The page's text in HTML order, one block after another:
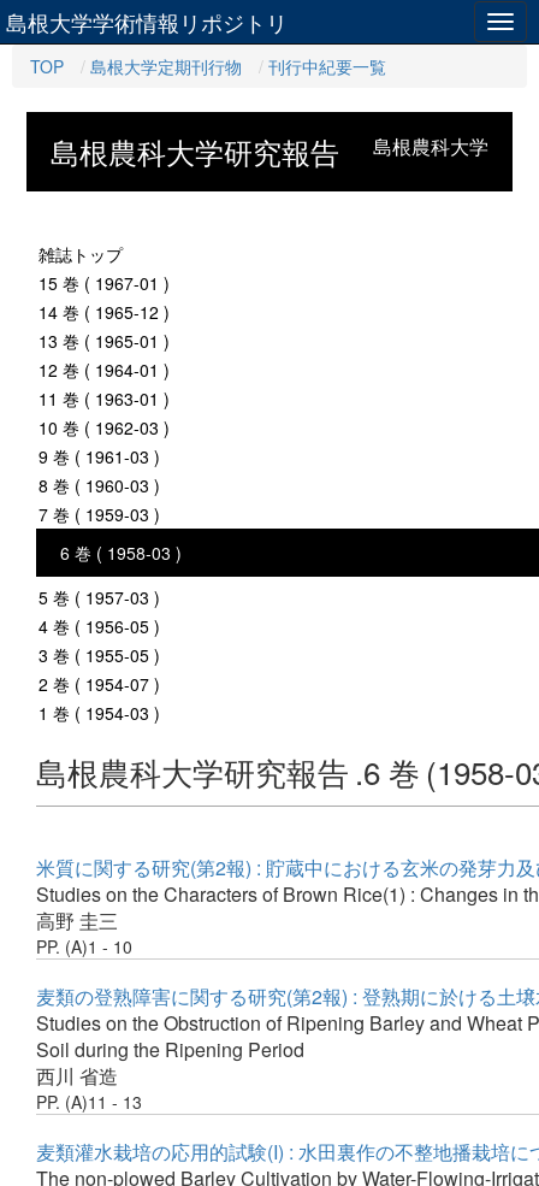
島根大学学術情報リポジトリ
TOP 島根大学定期刊行物 刊行中紀要一覧
島根農科大学
島根農科大学研究報告
雑誌トップ
15 巻 ( 1967-01 )
14 巻 ( 1965-12 )
13 巻 ( 1965-01 )
12 巻 ( 1964-01 )
11 巻 ( 1963-01 )
10 巻 ( 1962-03 )
9 巻 ( 1961-03 )
8 巻 ( 1960-03 )
7 巻 ( 1959-03 )
6 巻 ( 1958-03 )
5 巻 ( 1957-03 )
4 巻 ( 1956-05 )
3 巻 ( 1955-05 )
2 巻 ( 1954-07 )
1 巻 ( 1954-03 )
島根農科大学研究報告 .6 巻 (1958-
米質に関する研究(第2報) : 貯蔵中における玄米の発芽力
Studies on the Characters of Brown Rice(1) : Changes in
高野 圭三
PP. (A)1 - 10
麦類の登熟障害に関する研究(第2報) : 登熟期に於ける土
Studies on the Obstruction of Ripening Barley and Wheat
Soil during the Ripening Period
西川 省造
PP. (A)11 - 13
麦類灌水栽培の応用的試験(I) : 水田裏作の不整地播栽培に
The non-plowed Barley Cultivation by Water-Flowing-